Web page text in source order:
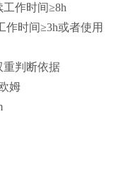
作时间≥8h
作时间≥3h或者使用
重判断依据
姆